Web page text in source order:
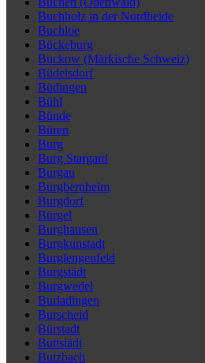
Buchholz in der Nordheide
Buchloe
Bückeburg
Buckow (Märkische Schweiz)
Büdelsdorf
Büdingen
Bühl
Bünde
Büren
Burg
Burg Stargard
Burgau
Burgbernheim
Burgdorf
Bürgel
Burghausen
Burgkunstadt
Burglengenfeld
Burgstädt
Burgwedel
Burladingen
Burscheid
Bürstadt
Buttstädt
Butzbach